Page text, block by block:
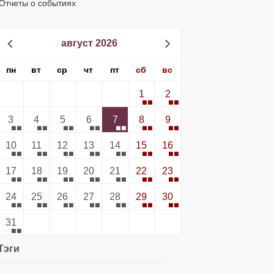
о событиях
август 2026
пн вт ср чт пт сб вс
1 2
3 4 5 6 7 8 9
10 11 12 13 14 15 16
17 18 19 20 21 22 23
24 25 26 27 28 29 30
31